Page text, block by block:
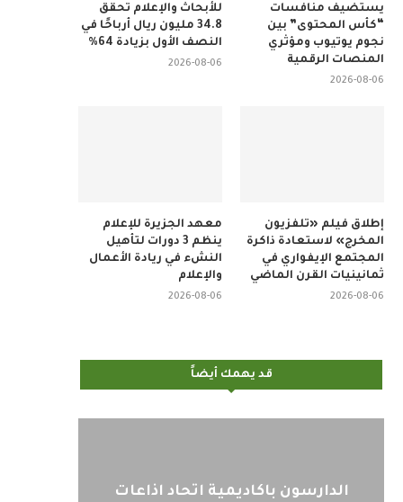
للأبحاث والإعلام تحقق
34.8 مليون ريال أرباحًا في
النصف الأول بزيادة 64%
2026-08-06
يستضيف منافسات
“كأس المحتوى” بين
نجوم يوتيوب ومؤثري
المنصات الرقمية
2026-08-06
معهد الجزيرة للإعلام
ينظم 3 دورات لتأهيل
النشء في ريادة الأعمال
والإعلام
2026-08-06
إطلاق فيلم «تلفزيون
المخرج» لاستعادة ذاكرة
المجتمع الإيفواري في
ثمانينيات القرن الماضي
2026-08-06
قد يهمك أيضاً
الدارسون باكاديمية اتحاد اذاعات